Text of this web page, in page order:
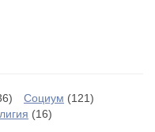
Социум (121)
(16)